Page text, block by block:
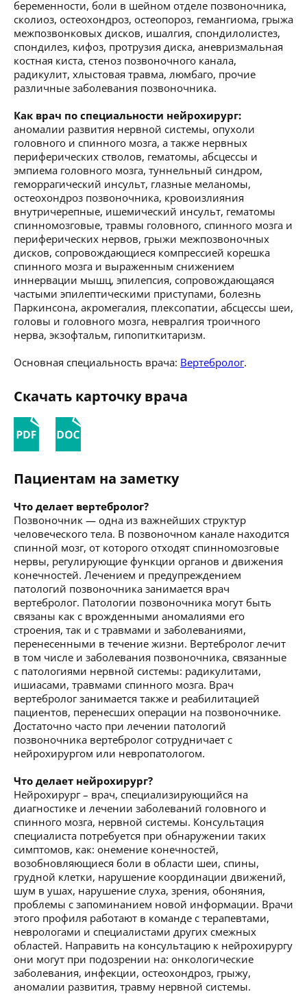
беременности, боли в шейном отделе позвоночника,
сколиоз, остеохондроз, остеопороз, гемангиома, грыжа
межпозвонковых дисков, ишалгия, спондилолистез,
спондилез, кифоз, протрузия диска, аневризмальная
костная киста, стеноз позвоночного канала,
радикулит, хлыстовая травма, люмбаго, прочие
различные заболевания позвоночника.
Как врач по специальности нейрохирург:
аномалии развития нервной системы, опухоли
головного и спинного мозга, а также нервных
периферических стволов, гематомы, абсцессы и
эмпиема головного мозга, туннельный синдром,
геморрагический инсульт, глазные меланомы,
остеохондроз позвоночника, кровоизлияния
внутричерепные, ишемический инсульт, гематомы
спинномозговые, травмы головного, спинного мозга и
периферических нервов, грыжи межпозвоночных
дисков, сопровождающиеся компрессией корешка
спинного мозга и выраженным снижением
иннервации мышц, эпилепсия, сопровождающаяся
частыми эпилептическими приступами, болезнь
Паркинсона, акромегалия, плексопатии, абсцессы шеи,
головы и головного мозга, невралгия троичного
нерва, экзофтальм, гипопиткитаризм.
Основная специальность врача: Вертебролог.
Скачать карточку врача
Пациентам на заметку
Что делает вертебролог?
Позвоночник — одна из важнейших структур
человеческого тела. В позвоночном канале находится
спинной мозг, от которого отходят спинномозговые
нервы, регулирующие функции органов и движения
конечностей. Лечением и предупреждением
патологий позвоночника занимается врач
вертебролог. Патологии позвоночника могут быть
связаны как с врожденными аномалиями его
строения, так и с травмами и заболеваниями,
перенесенными в течение жизни. Вертебролог лечит
в том числе и заболевания позвоночника, связанные
с патологиями нервной системы: радикулитами,
ишиасами, травмами спинного мозга. Врач
вертебролог занимается также и реабилитацией
пациентов, перенесших операции на позвоночнике.
Достаточно часто при лечении патологий
позвоночника вертебролог сотрудничает с
нейрохирургом или невропатологом.
Что делает нейрохирург?
Нейрохирург – врач, специализирующийся на
диагностике и лечении заболеваний головного и
спинного мозга, нервной системы. Консультация
специалиста потребуется при обнаружении таких
симптомов, как: онемение конечностей,
возобновляющиеся боли в области шеи, спины,
грудной клетки, нарушение координации движений,
шум в ушах, нарушение слуха, зрения, обоняния,
проблемы с запоминанием новой информации. Врачи
этого профиля работают в команде с терапевтами,
неврологами и специалистами других смежных
областей. Направить на консультацию к нейрохирургу
они могут при подозрении на: онкологические
заболевания, инфекции, остеохондроз, грыжу,
аномалии развития, травму нервной системы.